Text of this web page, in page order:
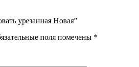
урезанная Новая”
поля помечены *